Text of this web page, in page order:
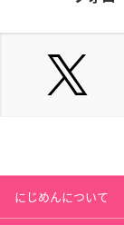
にじめんについて